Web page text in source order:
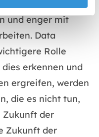
und enger mit
Data
Rolle
erkennen und
ergreifen, werden
die es nicht tun,
Zukunft der
Zukunft der